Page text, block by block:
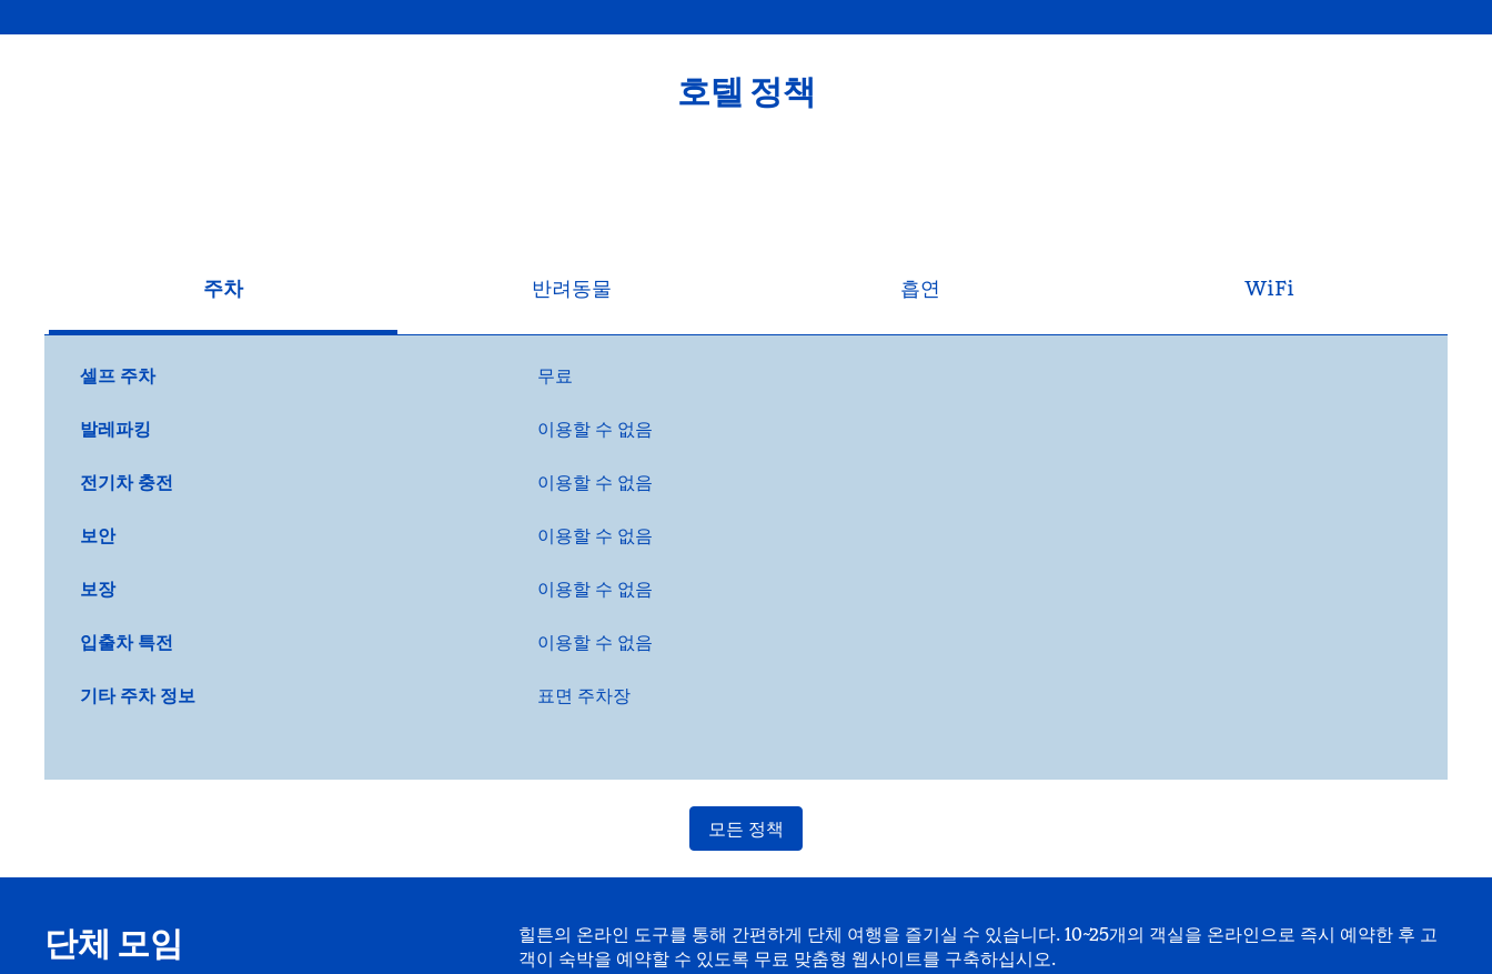
호텔 정책
주차 반려동물 흡연 WiFi
셀프 주차 무료
발레파킹 이용할 수 없음
전기차 충전 이용할 수 없음
보안 이용할 수 없음
보장 이용할 수 없음
입출차 특전 이용할 수 없음
기타 주차 정보 표면 주차장
모든 정책
단체 모임
힐튼의 온라인 도구를 통해 간편하게 단체 여행을 즐기실 수 있습니다. 10~25개의 객실을 온라인으로 즉시 예약한 후 고
객이 숙박을 예약할 수 있도록 무료 맞춤형 웹사이트를 구축하십시오.